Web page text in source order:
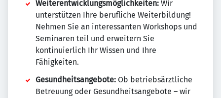
Weiterentwicklungsmöglichkeiten: Wir
unterstützen Ihre berufliche Weiterbildung!
Nehmen Sie an interessanten Workshops und
Seminaren teil und erweitern Sie
kontinuierlich Ihr Wissen und Ihre
Fähigkeiten.
Gesundheitsangebote: Ob betriebsärztliche
Betreuung oder Gesundheitsangebote – wir